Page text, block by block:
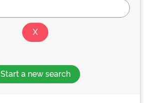
Start a new search